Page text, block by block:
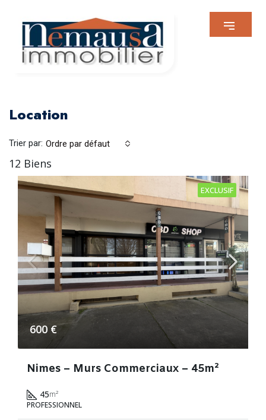
Location
12 Biens
Trier par: Ordre par défaut
EXCLUSIF
600 €
Nimes – Murs Commerciaux – 45m²
45m²
PROFESSIONNEL